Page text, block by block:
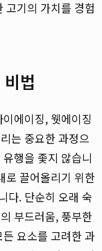
고기의 가치를 경험
법
에이징, 웻에이징
는 중요한 과정으
행을 좇지 않습니
로 끌어올리기 위한
다. 단순히 오래 숙
부드러움, 풍부한
요소를 고려한 과